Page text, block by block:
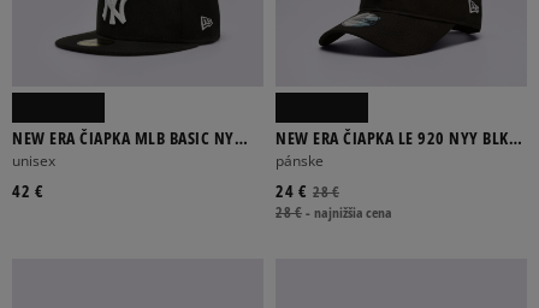
NEW ERA ČIAPKA MLB BASIC NY
YANKEES
unisex
42 €
NEW ERA ČIAPKA LE 920 NYY BLK
NEW YORK YANKEES
pánske
28 €
24 €
28 €-najnižšia cena